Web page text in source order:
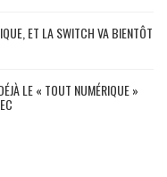
ET LA SWITCH VA BIENTÔT
LE « TOUT NUMÉRIQUE »